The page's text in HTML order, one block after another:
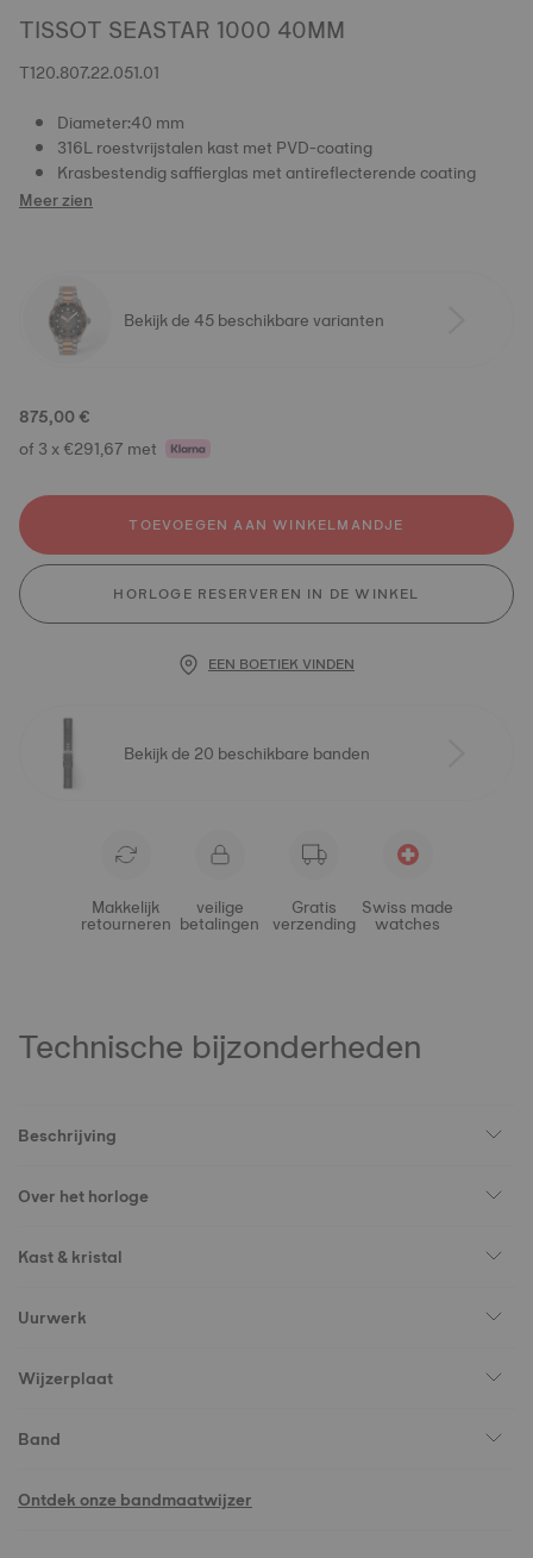
TISSOT SEASTAR 1000 40MM
T120.807.22.051.01
Diameter:40 mm
316L roestvrijstalen kast met PVD-coating
Krasbestendig saffierglas met antireflecterende coating
Meer zien
Bekijk de 45 beschikbare varianten
875,00 €
of 3 x €291,67 met
TOEVOEGEN AAN WINKELMANDJE
HORLOGE RESERVEREN IN DE WINKEL
EEN BOETIEK VINDEN
Bekijk de 20 beschikbare banden
Makkelijk
retourneren
veilige
betalingen
Gratis
verzending
Swiss made
watches
Technische bijzonderheden
Beschrijving
Over het horloge
Kast & kristal
Uurwerk
Wijzerplaat
Band
Ontdek onze bandmaatwijzer